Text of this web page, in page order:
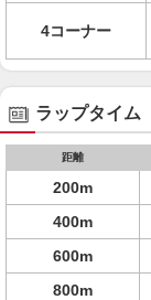
4コーナー
ラップタイム
距離
200m
400m
600m
800m